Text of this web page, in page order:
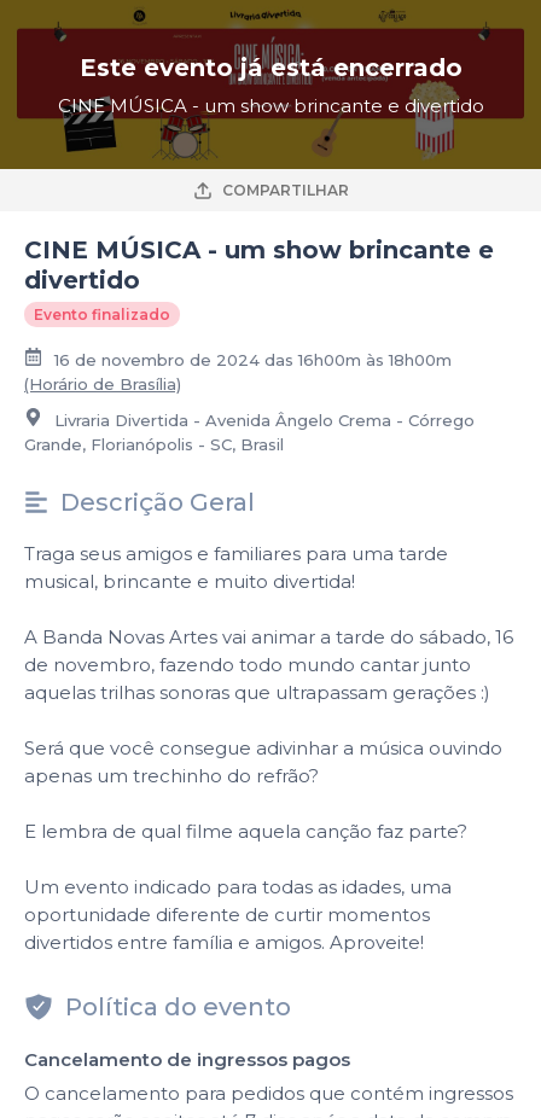
Este evento já está encerrado
CINE MÚSICA - um show brincante e divertido
COMPARTILHAR
CINE MÚSICA - um show brincante e
divertido
Evento finalizado
16 de novembro de 2024 das 16h00m às 18h00m
(Horário de Brasília)
Livraria Divertida - Avenida Ângelo Crema - Córrego
Grande, Florianópolis - SC, Brasil
Descrição Geral
Traga seus amigos e familiares para uma tarde
musical, brincante e muito divertida!
A Banda Novas Artes vai animar a tarde do sábado, 16
de novembro, fazendo todo mundo cantar junto
aquelas trilhas sonoras que ultrapassam gerações :)
Será que você consegue adivinhar a música ouvindo
apenas um trechinho do refrão?
E lembra de qual filme aquela canção faz parte?
Um evento indicado para todas as idades, uma
oportunidade diferente de curtir momentos
divertidos entre família e amigos. Aproveite!
Política do evento
Cancelamento de ingressos pagos
O cancelamento para pedidos que contém ingressos